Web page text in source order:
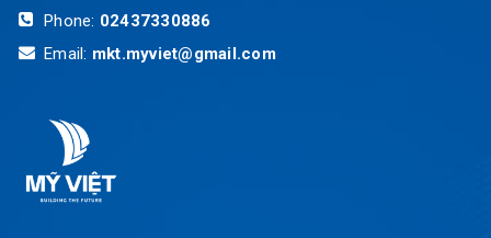
Phone: 02437330886
Email: mkt.myviet@gmail.com